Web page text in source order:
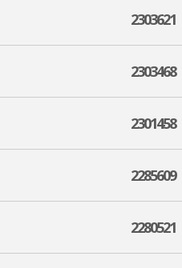
2303621
2303468
2301458
2285609
2280521